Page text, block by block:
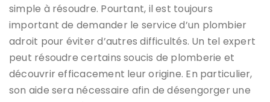
simple à résoudre. Pourtant, il est toujours
important de demander le service d’un plombier
adroit pour éviter d’autres difficultés. Un tel expert
peut résoudre certains soucis de plomberie et
découvrir efficacement leur origine. En particulier,
son aide sera nécessaire afin de désengorger une